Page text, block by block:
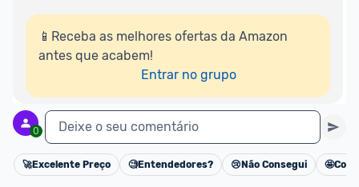
📱Receba as melhores ofertas da Amazon
antes que acabem!
Entrar no grupo
0 Deixe o seu comentário
Cancelar
🚀Excelente Preço 🧐Entendedores? 😢 Não Consegui 🤩